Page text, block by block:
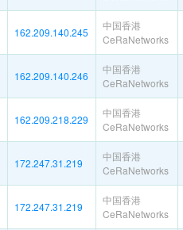
162.209.140.245
中国香港
CeRaNetworks
162.209.140.246
中国香港
CeRaNetworks
162.209.218.229
中国香港
CeRaNetworks
172.247.31.219
中国香港
CeRaNetworks
172.247.31.219
中国香港
CeRaNetworks